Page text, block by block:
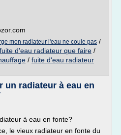
mon radiateur l'eau ne coule pas /
fuite d'eau radiateur que faire /
/ fuite d'eau radiateur
un radiateur à eau en
à eau en fonte?
le vieux radiateur en fonte du